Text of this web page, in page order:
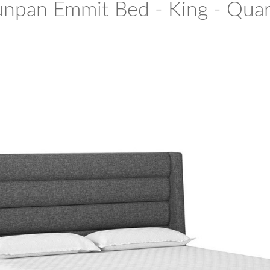
Emmit Bed - King -